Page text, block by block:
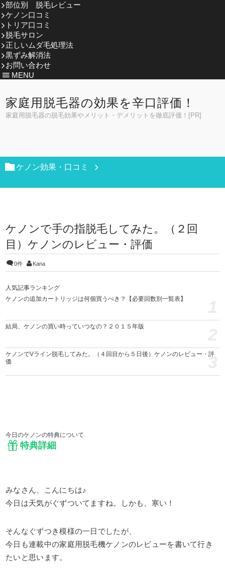
部位別 脱毛レビュー
ケノン口コミ
トリア口コミ
脱毛サロン
正しいムダ毛処理法
黒ずみ解消法
お問い合わせ
MENU
家庭用脱毛器の効果を辛口評価！
家庭用脱毛器の脱毛効果やメリット・デメリットを徹底評価！[PR]
ケノン効果・口コミ
ケノンで手の指脱毛してみた。（２回
目）ケノンのレビュー・評価
0件 Kana
人気記事ランキング
ケノンの追加カートリッジは何個買うべき？【必要回数別一覧表】
結局、ケノンの買い時っていつなの？２０１５年版
ケノンでVライン脱毛してみた。（４回目から５日後）ケノンのレビュー・評
価
3
今日のケノンの特典について
特典詳細
みなさん、こんにちは♪
今日は天気がぐずついてますね。しかも、寒い！
そんなぐずつき模様の一日でしたが、
今日も連載中の家庭用脱毛機ケノンのレビューを書いて行き
たいと思います。